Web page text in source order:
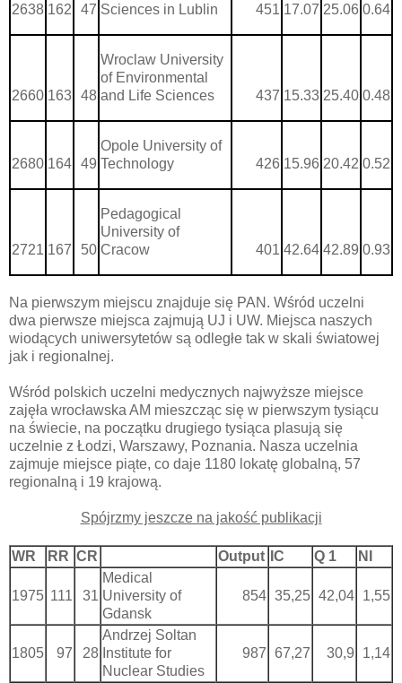
2638 162 47 Sciences in Lublin
451 17.07 25.06 0.64
2660 163 48
Wroclaw University
of Environmental
and Life Sciences
437 15.33 25.40 0.48
2680 164 49
Opole University of
Technology
426 15.96 20.42 0.52
2721 167 50
Pedagogical
University of
Cracow
401 42.64 42.89 0.93
Na pierwszym miejscu znajduje się PAN. Wśród uczelni
dwa pierwsze miejsca zajmują UJ i UW. Miejsca naszych
wiodących uniwersytetów są odległe tak w skali światowej
jak i regionalnej.
Wśród polskich uczelni medycznych najwyższe miejsce
zajęła wrocławska AM mieszcząc się w pierwszym tysiącu
na świecie, na początku drugiego tysiąca plasują się
uczelnie z Łodzi, Warszawy, Poznania. Nasza uczelnia
zajmuje miejsce piąte, co daje 1180 lokatę globalną, 57
regionalną i 19 krajową.
Spójrzmy jeszcze na jakość publikacji
WR RR CR Output IC Q 1 NI
1975 111 31
Medical
University of
Gdansk
854 35,25 42,04 1,55
1805 97 28
Andrzej Soltan
Institute for
Nuclear Studies
987 67,27 30,9 1,14